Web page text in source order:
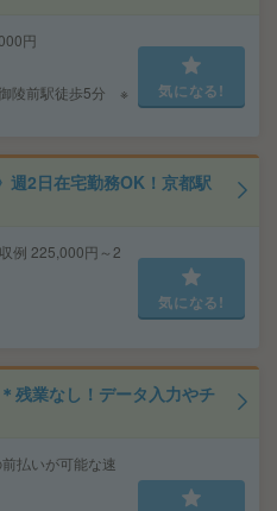
円
陵前駅徒歩5分 ※
気になる!
週2日在宅勤務OK！京都駅
例 225,000円～2
気になる!
残業なし！データ入力やチ
払いが可能な速